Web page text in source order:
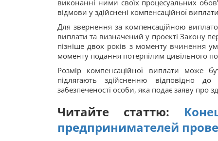
виконанні ними своїх процесуальних
відмови у здійснені компенсаційної
Для звернення за компенсаційною
виплати та визначений у проекті Закону
пізніше двох років з моменту вчинення
моменту подання потерпілим цивільного
Розмір компенсаційної виплати може
підлягають здійсненню відповідно до
забезпеченості особи, яка подає заяву про
Читайте статтю:
предпринимателей